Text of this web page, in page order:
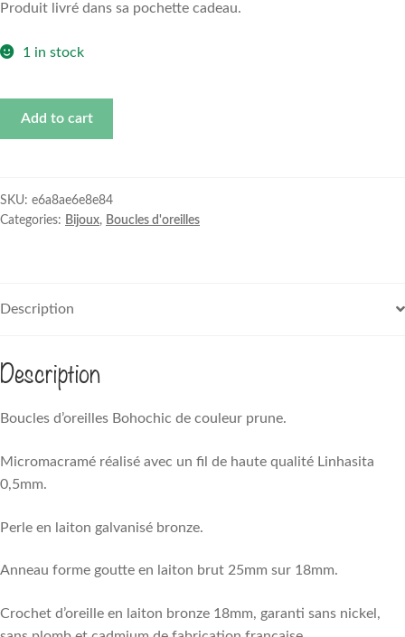
Produit livré dans sa pochette cadeau.
1 in stock
Prune.
quantity
Add to cart
SKU: e6a8ae6e8e84
Categories: Bijoux, Boucles d'oreilles
Description
Description
Boucles d’oreilles Bohochic de couleur prune.
Micromacramé réalisé avec un fil de haute qualité Linhasita
0,5mm.
Perle en laiton galvanisé bronze.
Anneau forme goutte en laiton brut 25mm sur 18mm.
Crochet d’oreille en laiton bronze 18mm, garanti sans nickel,